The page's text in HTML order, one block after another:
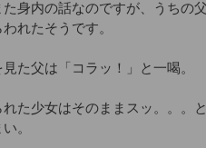
た身内の話なのですが、うちの
れたそうです。
た父は「コラッ！」と一喝。
た少女はそのままスッ。。。
。